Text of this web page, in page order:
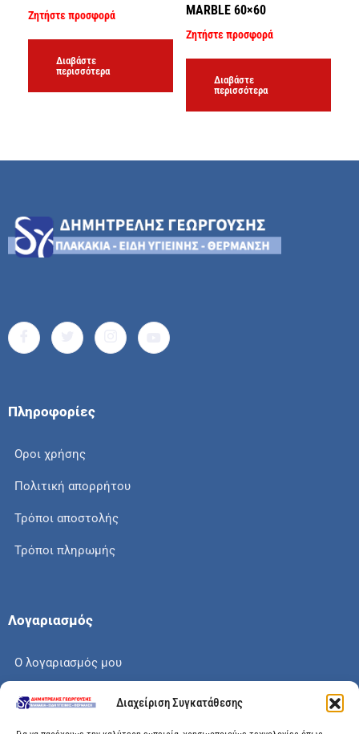
Διαχείριση Συγκατάθεσης
Ζητήστε προσφορά
Διαβάστε
περισσότερα
MARBLE 60×60
Ζητήστε προσφορά
Διαβάστε
περισσότερα
Πληροφορίες
Οροι χρήσης
Πολιτική απορρήτου
Τρόποι αποστολής
Τρόποι πληρωμής
Λογαριασμός
Ο λογαριασμός μου
Το καλάθι μου
Check out